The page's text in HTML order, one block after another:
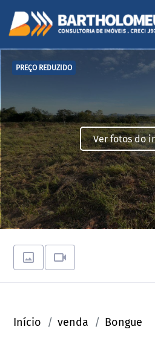
PREÇO REDUZIDO
Ver fotos do
Início venda Bongue